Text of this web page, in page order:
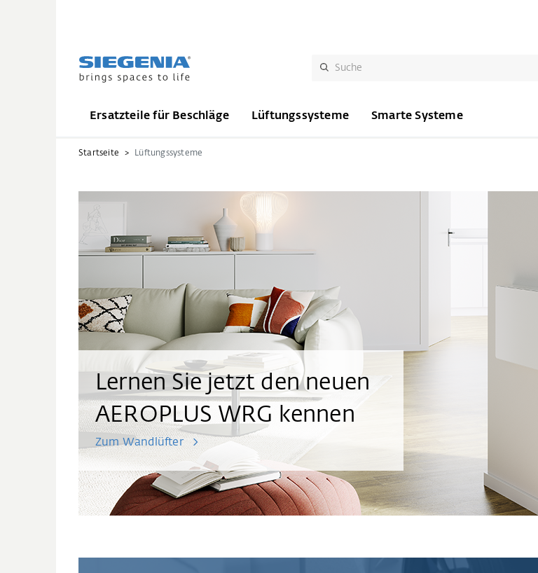
Ersatzteile für Beschläge Lüftungssysteme Smarte Systeme
Startseite Lüftungssysteme
Lernen Sie jetzt den neuen
AEROPLUS WRG kennen
Zum Wandlüfter